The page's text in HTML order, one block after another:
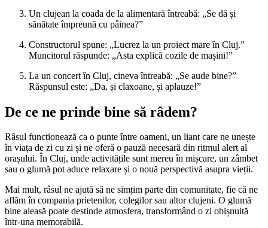
Un clujean la coada de la alimentară întreabă: „Se dă și
sănătate împreună cu pâinea?”
Constructorul spune: „Lucrez la un proiect mare în Cluj.”
Muncitorul răspunde: „Asta explică cozile de mașini!”
La un concert în Cluj, cineva întreabă: „Se aude bine?”
Răspunsul este: „Da, și claxoane, și aplauze!”
De ce ne prinde bine să râdem?
Râsul funcționează ca o punte între oameni, un liant care ne unește
în viața de zi cu zi și ne oferă o pauză necesară din ritmul alert al
orașului. În Cluj, unde activitățile sunt mereu în mișcare, un zâmbet
sau o glumă pot aduce relaxare și o nouă perspectivă asupra vieții.
Mai mult, râsul ne ajută să ne simțim parte din comunitate, fie că ne
aflăm în compania prietenilor, colegilor sau altor clujeni. O glumă
bine aleasă poate destinde atmosfera, transformând o zi obișnuită
într-una memorabilă.